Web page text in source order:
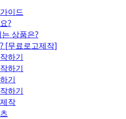
이드
?
상품은?
[무료로고제작]
하기
하기
기
하기
작